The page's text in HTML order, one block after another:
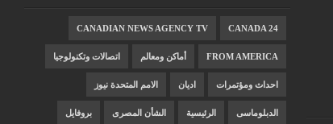
CANADA 24
CANADIAN NEWS AGENCY TV
FROM AMERICA أماكن ومعالم اتصالات وتكنولوجيا
احداث ومؤتمرات اديان الامم المتحدة نيوز
الدبلوماسى الرئيسية الشأن المصرى بروفايل